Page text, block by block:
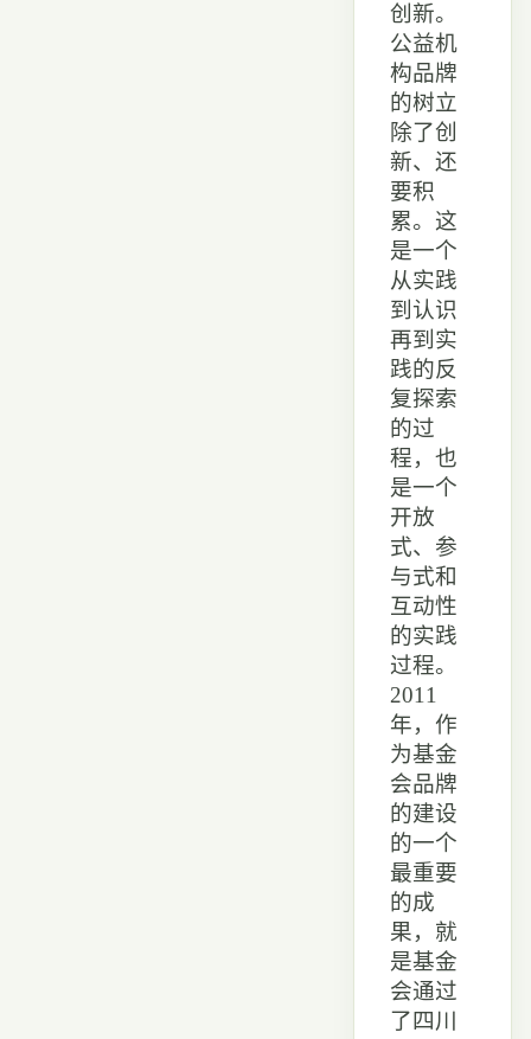
创新。
公益机
构品牌
的树立
除了创
新、还
要积
累。这
是一个
从实践
到认识
再到实
践的反
复探索
的过
程，也
是一个
开放
式、参
与式和
互动性
的实践
过程。
2011
年，作
为基金
会品牌
的建设
的一个
最重要
的成
果，就
是基金
会通过
了四川